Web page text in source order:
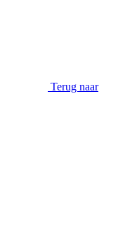
Terug naar